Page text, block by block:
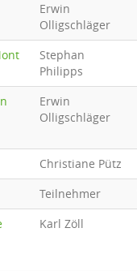
Erwin
Olligschläger
Stephan
Philipps
Erwin
Olligschläger
Christiane Pütz
Teilnehmer
Karl Zöll